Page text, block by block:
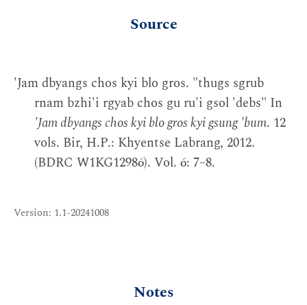
Source
'Jam dbyangs chos kyi blo gros. "thugs sgrub
rnam bzhi'i rgyab chos gu ru'i gsol 'debs" In
'Jam dbyangs chos kyi blo gros kyi gsung 'bum. 12
vols. Bir, H.P.: Khyentse Labrang, 2012.
(BDRC W1KG12986). Vol. 6: 7–8.
Version: 1.1-20241008
Notes